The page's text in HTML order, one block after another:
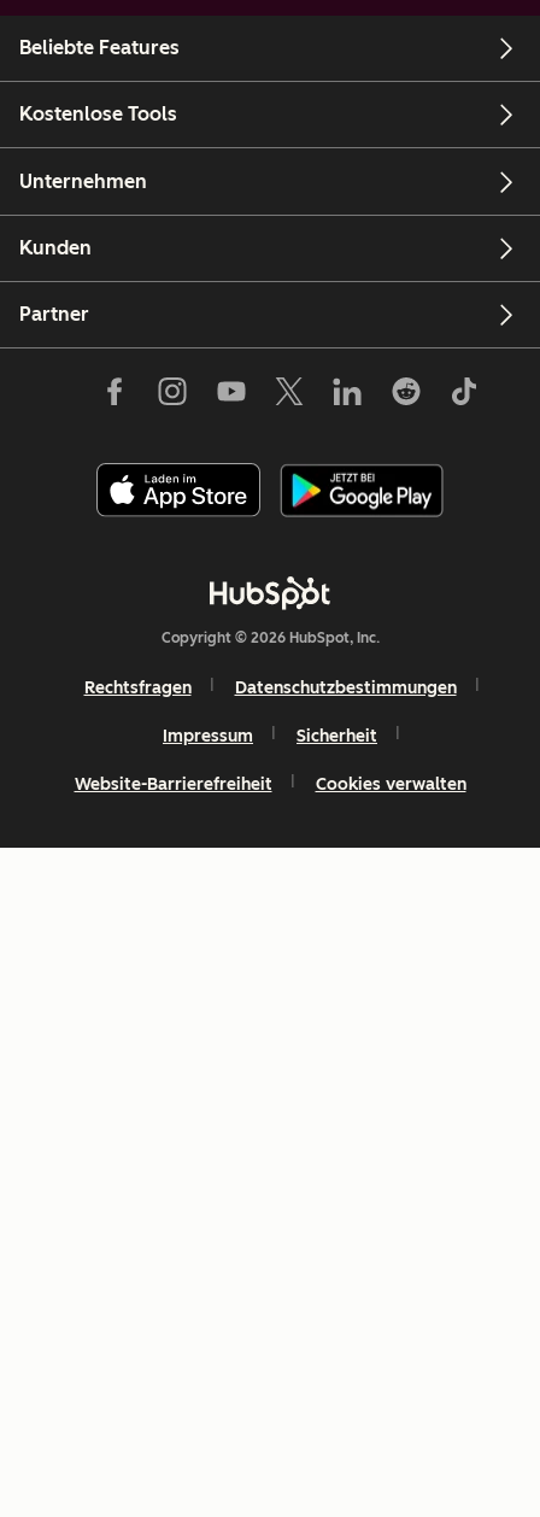
Beliebte Features
Kostenlose Tools
Unternehmen
Kunden
Partner
Copyright © 2026 HubSpot, Inc.
Rechtsfragen Datenschutzbestimmungen
Impressum Sicherheit
Website-Barrierefreiheit Cookies verwalten